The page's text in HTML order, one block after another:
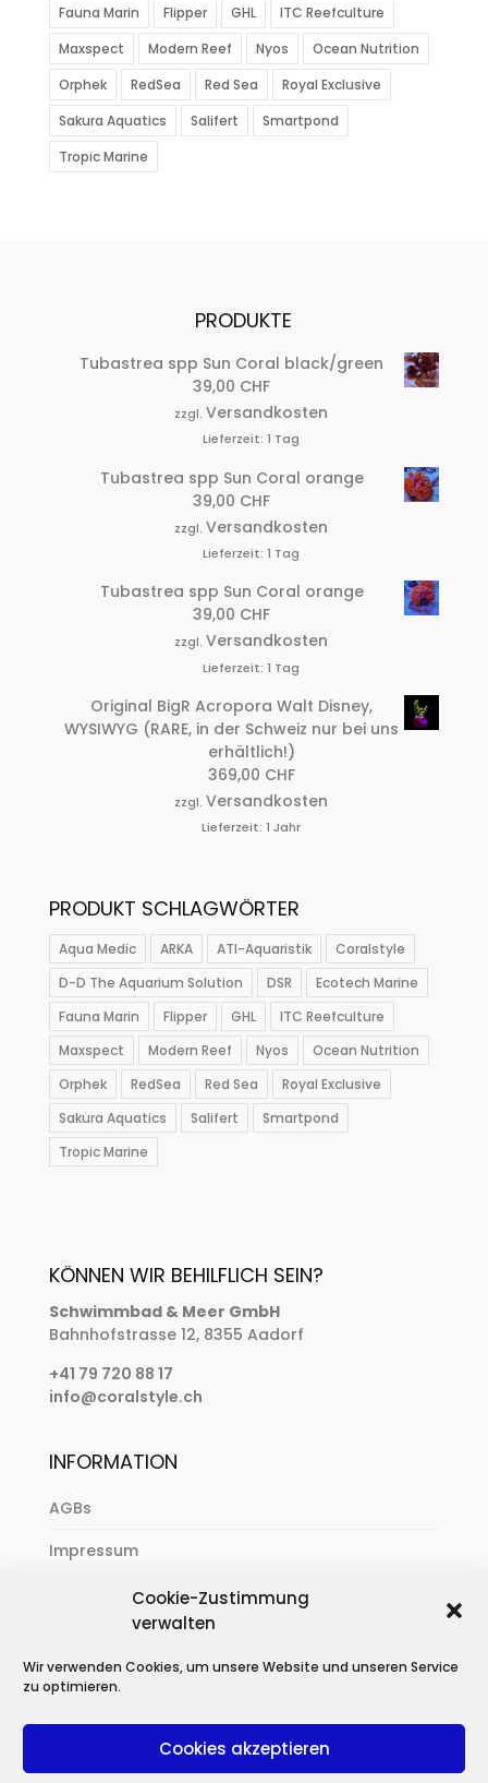
Cookie-Zustimmung
verwalten
Wir verwenden Cookies, um unsere Website und unseren Service
zu optimieren.
Cookies akzeptieren
Fauna Marin
Flipper GHL
ITC Reefculture
Maxspect
Modern Reef Nyos
Ocean Nutrition
Orphek
RedSea Red Sea
Royal Exclusive
Sakura Aquatics
Salifert
Smartpond
Tropic Marine
PRODUKTE
Tubastrea spp Sun Coral black/green
39,00 CHF
zzgl.Versandkosten
Lieferzeit:1 Tag
Tubastrea spp Sun Coral orange
39,00 CHF
zzgl.Versandkosten
Lieferzeit:1 Tag
Tubastrea spp Sun Coral orange
39,00 CHF
zzgl.Versandkosten
Lieferzeit:1 Tag
Original BigR Acropora Walt Disney,
WYSIWYG (RARE, in der Schweiz nur bei uns
erhältlich!)
369,00 CHF
zzgl.Versandkosten
Lieferzeit:1 Jahr
PRODUKT SCHLAGWÖRTER
Aqua Medic ARKA ATI-Aquaristik
Coralstyle
D-D The Aquarium Solution
DSR
Ecotech Marine
Fauna Marin
Flipper GHL
ITC Reefculture
Maxspect
Modern Reef Nyos
Ocean Nutrition
Orphek
RedSea Red Sea
Royal Exclusive
Sakura Aquatics
Salifert
Smartpond
Tropic Marine
KÖNNEN WIR BEHILFLICH SEIN?
Schwimmbad & Meer GmbH
Bahnhofstrasse 12, 8355 Aadorf
+41 79 720 88 17
info@coralstyle.ch
INFORMATION
AGBs
Impressum
Zahlung & Versand
Datenschutzerklärung